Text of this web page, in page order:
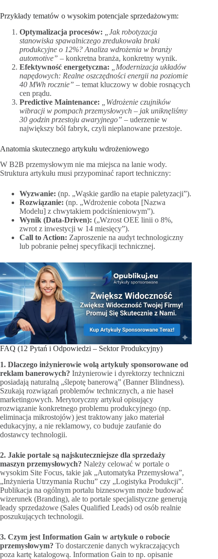
Przykłady tematów o wysokim potencjale sprzedażowym:
Optymalizacja procesów:
„Jak robotyzacja
stanowiska spawalniczego zredukowała braki
produkcyjne o 12%? Analiza wdrożenia w branży
automotive” – konkretna branża, konkretny wynik.
Efektywność energetyczna:
„Modernizacja układów
napędowych: Realne oszczędności energii na poziomie
40 MWh rocznie” – temat kluczowy w dobie rosnących
cen prądu.
Predictive Maintenance:
„Wdrożenie czujników
wibracji w pompach przemysłowych – jak uniknęliśmy
30 godzin przestoju awaryjnego” – uderzenie w
największy ból fabryk, czyli nieplanowane przestoje.
Anatomia skutecznego artykułu wdrożeniowego
W B2B przemysłowym nie ma miejsca na lanie wody.
Struktura artykułu musi przypominać raport techniczny:
Wyzwanie: (np. „Wąskie gardło na etapie paletyzacji”).
Rozwiązanie: (np. „Wdrożenie cobota [Nazwa
Modelu] z chwytakiem podciśnieniowym”).
Wynik (Data-Driven): („Wzrost OEE linii o 8%,
zwrot z inwestycji w 14 miesięcy”).
Call to Action: Zaproszenie na audyt technologiczny
lub pobranie pełnej specyfikacji technicznej.
FAQ (12 Pytań i Odpowiedzi – Sektor Produkcyjny)
1. Dlaczego inżynierowie wolą artykuły sponsorowane od
reklam banerowych? Inżynierowie i dyrektorzy techniczni
posiadają naturalną „ślepotę banerową” (Banner Blindness).
Szukają rozwiązań problemów technicznych, a nie haseł
marketingowych. Merytoryczny artykuł opisujący
rozwiązanie konkretnego problemu produkcyjnego (np.
eliminacja mikrostojów) jest traktowany jako materiał
edukacyjny, a nie reklamowy, co buduje zaufanie do
dostawcy technologii.
2. Jakie portale są najskuteczniejsze dla sprzedaży
maszyn przemysłowych? Należy celować w portale o
wysokim Site Focus, takie jak „Automatyka Przemysłowa”,
„Inżynieria Utrzymania Ruchu” czy „Logistyka Produkcji”.
Publikacja na ogólnym portalu biznesowym może budować
wizerunek (Branding), ale to portale specjalistyczne generują
leady sprzedażowe (Sales Qualified Leads) od osób realnie
poszukujących technologii.
3. Czym jest Information Gain w artykule o robocie
przemysłowym? To dostarczenie danych wykraczających
poza kartę katalogową. Information Gain to np. opisanie